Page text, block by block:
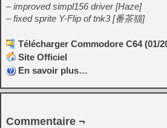
– improved simpl156 driver [Haze]
– fixed sprite Y-Flip of tnk3 [番茶猫]
Télécharger Commodore C64 (01/
Site Officiel
En savoir plus…
Commentaire ¬